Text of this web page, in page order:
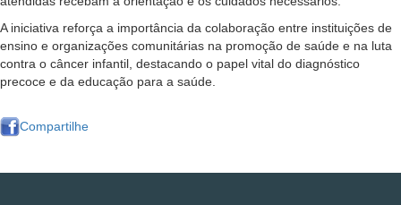
A iniciativa reforça a importância da colaboração entre instituições de
ensino e organizações comunitárias na promoção de saúde e na luta
contra o câncer infantil, destacando o papel vital do diagnóstico
precoce e da educação para a saúde.
Compartilhe